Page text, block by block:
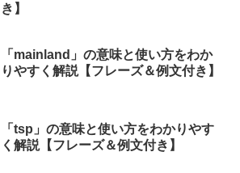
き】
「mainland」の意味と使い方をわか
りやすく解説【フレーズ＆例文付き】
「tsp」の意味と使い方をわかりやす
く解説【フレーズ＆例文付き】